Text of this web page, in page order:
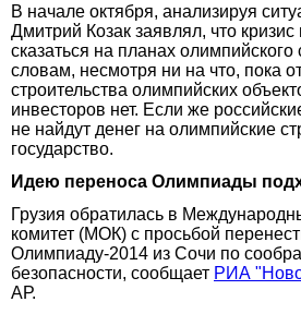
В начале октября, анализируя
Дмитрий Козак заявлял, что
сказаться на планах олимпийского
словам, несмотря ни на что, пока
строительства олимпийских
инвесторов нет. Если же
не найдут денег на олимпийские
государство.
Идею переноса Олимпиады
Грузия обратилась в
комитет (МОК) с просьбой
Олимпиаду-2014 из Сочи по
безопасности, сообщает РИА
АР.